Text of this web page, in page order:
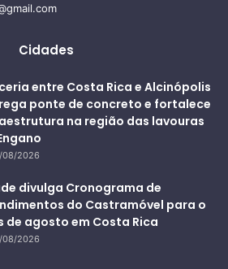
Cidades
entre Costa Rica e Alcinópolis
ponte de concreto e fortalece
na região das lavouras
08/2026
divulga Cronograma de
do Castramóvel para o
de agosto em Costa Rica
08/2026